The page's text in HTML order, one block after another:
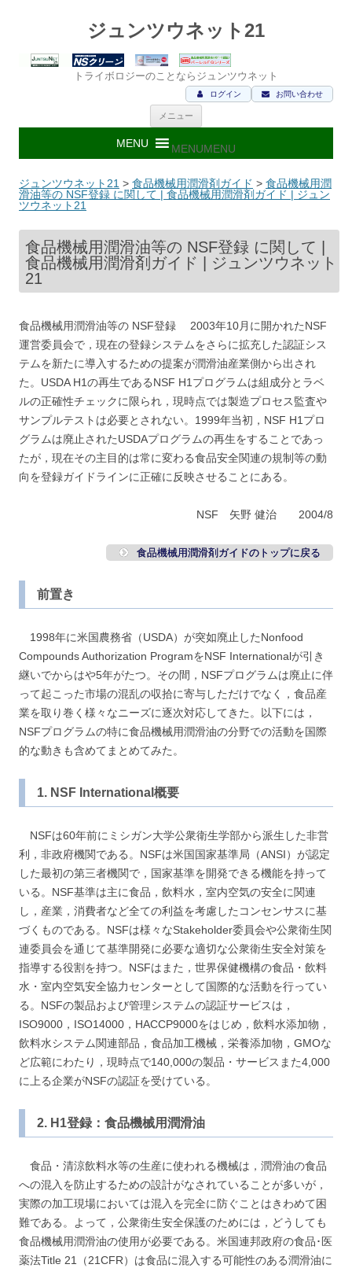
ジュンツウネット21
トライボロジーのことならジュンツウネット
お問い合わせ
ログイン
メニュー
ン
ツ
ス
キ
ッ
MENUMENU
ジュンツウネット21 > 食品機械用潤滑剤ガイド > 食品機械用潤
滑油等の NSF登録 に関して | 食品機械用潤滑剤ガイド | ジュン
ツウネット21
食品機械用潤滑油等の NSF登録 に関して |
食品機械用潤滑剤ガイド | ジュンツウネット
21
食品機械用潤滑油等の NSF登録 2003年10月に開かれたNSF
運営委員会で，現在の登録システムをさらに拡充した認証シス
テムを新たに導入するための提案が潤滑油産業側から出され
た。USDA H1の再生であるNSF H1プログラムは組成分とラベ
ルの正確性チェックに限られ，現時点では製造プロセス監査や
サンプルテストは必要とされない。1999年当初，NSF H1プロ
グラムは廃止されたUSDAプログラムの再生をすることであっ
たが，現在その主目的は常に変わる食品安全関連の規制等の動
向を登録ガイドラインに正確に反映させることにある。
NSF 矢野 健治 2004/8
食品機械用潤滑剤ガイドのトップに戻る
前置き
1998年に米国農務省（USDA）が突如廃止したNonfood
Compounds Authorization ProgramをNSF Internationalが引き
継いでからはや5年がたつ。その間，NSFプログラムは廃止に伴
って起こった市場の混乱の収拾に寄与しただけでなく，食品産
業を取り巻く様々なニーズに逐次対応してきた。以下には，
NSFプログラムの特に食品機械用潤滑油の分野での活動を国際
的な動きも含めてまとめてみた。
1. NSF International概要
NSFは60年前にミシガン大学公衆衛生学部から派生した非営
利，非政府機関である。NSFは米国国家基準局（ANSI）が認定
した最初の第三者機関で，国家基準を開発できる機能を持って
いる。NSF基準は主に食品，飲料水，室内空気の安全に関連
し，産業，消費者など全ての利益を考慮したコンセンサスに基
づくものである。NSFは様々なStakeholder委員会や公衆衛生関
連委員会を通じて基準開発に必要な適切な公衆衛生安全対策を
指導する役割を持つ。NSFはまた，世界保健機構の食品・飲料
水・室内空気安全協力センターとして国際的な活動を行ってい
る。NSFの製品および管理システムの認証サービスは，
ISO9000，ISO14000，HACCP9000をはじめ，飲料水添加物，
飲料水システム関連部品，食品加工機械，栄養添加物，GMOな
ど広範にわたり，現時点で140,000の製品・サービスまた4,000
に上る企業がNSFの認証を受けている。
2. H1登録：食品機械用潤滑油
食品・清涼飲料水等の生産に使われる機械は，潤滑油の食品
への混入を防止するための設計がなされていることが多いが，
実際の加工現場においては混入を完全に防ぐことはきわめて困
難である。よって，公衆衛生安全保護のためには，どうしても
食品機械用潤滑油の使用が必要である。米国連邦政府の食品･医
薬法Title 21（21CFR）は食品に混入する可能性のある潤滑油に